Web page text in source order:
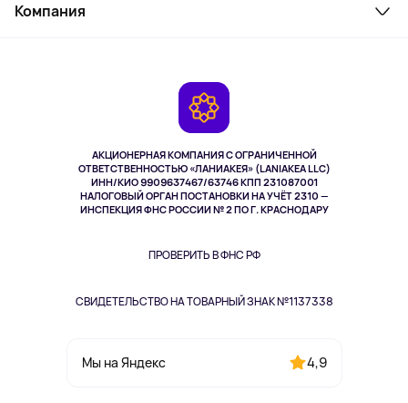
АКЦИОНЕРНАЯ КОМПАНИЯ С ОГРАНИЧЕННОЙ
ОТВЕТСТВЕННОСТЬЮ «ЛАНИАКЕЯ» (LANIAKEA LLC)
ИНН/КИО 9909637467/63746 КПП 231087001
НАЛОГОВЫЙ ОРГАН ПОСТАНОВКИ НА УЧЁТ 2310 —
ИНСПЕКЦИЯ ФНС РОССИИ № 2 ПО Г. КРАСНОДАРУ
ПРОВЕРИТЬ В ФНС РФ
СВИДЕТЕЛЬСТВО НА ТОВАРНЫЙ ЗНАК №1137338
Мы на Яндекс 4,9
Косметика и уход
Здоровье питомцев
Одежда и аксессуары
Как заказать
Компания